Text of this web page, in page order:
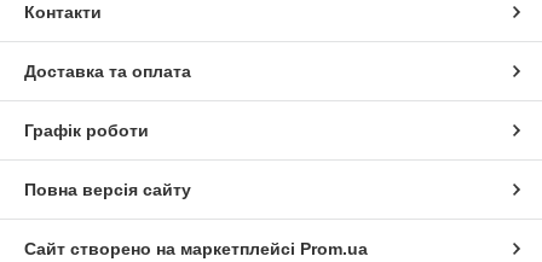
Контакти
Доставка та оплата
Графік роботи
Повна версія сайту
Сайт створено на маркетплейсі Prom.ua